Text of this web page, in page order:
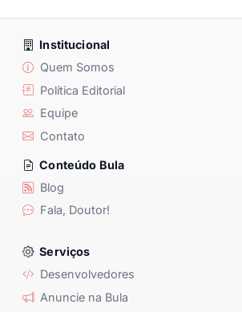
Institucional
Quem Somos
Política Editorial
Equipe
Contato
Conteúdo Bula
Blog
Fala, Doutor!
Serviços
Desenvolvedores
Anuncie na Bula